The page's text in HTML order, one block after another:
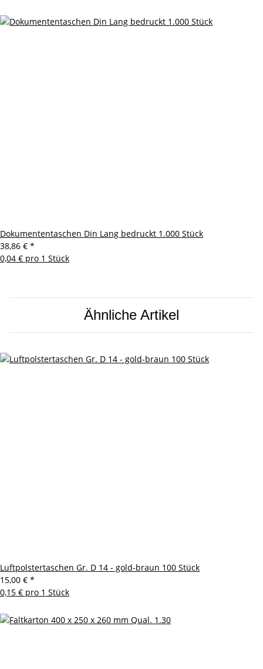
Dokumententaschen Din Lang bedruckt 1.000 Stück
38,86 € *
0,04 € pro 1 Stück
Ähnliche Artikel
Luftpolstertaschen Gr. D 14 - gold-braun 100 Stück
15,00 € *
0,15 € pro 1 Stück